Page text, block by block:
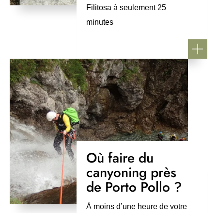
Filitosa à seulement 25
minutes
Où faire du
canyoning près
de Porto Pollo ?
À moins d’une heure de votre